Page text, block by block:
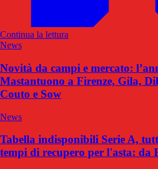
Continua la lettura
News
Novità da campi e mercato:
Mastantuono a Firenze, Gila,
Couto e Sow
News
Tabella indisponibili Serie A,
tempi di recupero per l'asta: da